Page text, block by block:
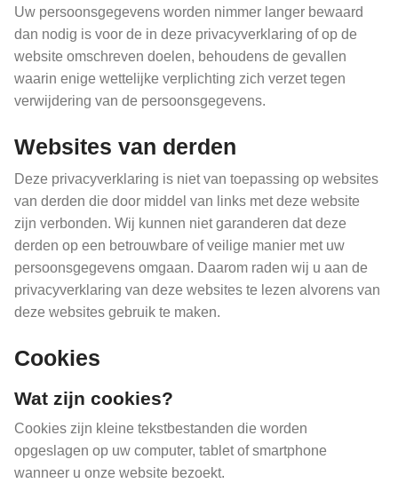
Uw persoonsgegevens worden nimmer langer bewaard
dan nodig is voor de in deze privacyverklaring of op de
website omschreven doelen, behoudens de gevallen
waarin enige wettelijke verplichting zich verzet tegen
verwijdering van de persoonsgegevens.
Websites van derden
Deze privacyverklaring is niet van toepassing op websites
van derden die door middel van links met deze website
zijn verbonden. Wij kunnen niet garanderen dat deze
derden op een betrouwbare of veilige manier met uw
persoonsgegevens omgaan. Daarom raden wij u aan de
privacyverklaring van deze websites te lezen alvorens van
deze websites gebruik te maken.
Cookies
Wat zijn cookies?
Cookies zijn kleine tekstbestanden die worden
opgeslagen op uw computer, tablet of smartphone
wanneer u onze website bezoekt.